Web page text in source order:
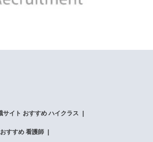
サイト おすすめ ハイクラス
すすめ 看護師